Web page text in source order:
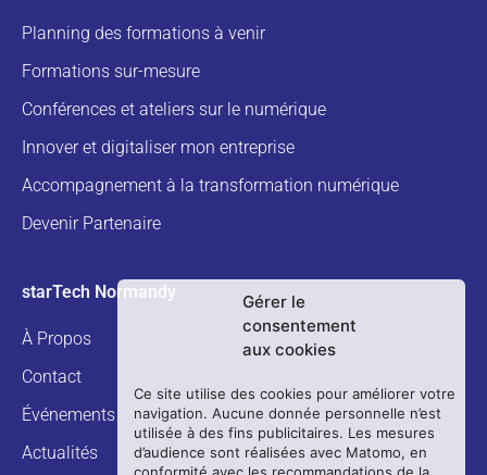
Gérer le
consentement
aux cookies
Ce site utilise des cookies pour améliorer votre
navigation. Aucune donnée personnelle n’est
utilisée à des fins publicitaires. Les mesures
d’audience sont réalisées avec Matomo, en
conformité avec les recommandations de la
Planning des formations à venir
Formations sur-mesure
Conférences et ateliers sur le numérique
Innover et digitaliser mon entreprise
Accompagnement à la transformation numérique
Devenir Partenaire
starTech Normandy
À Propos
Contact
Événements
Actualités